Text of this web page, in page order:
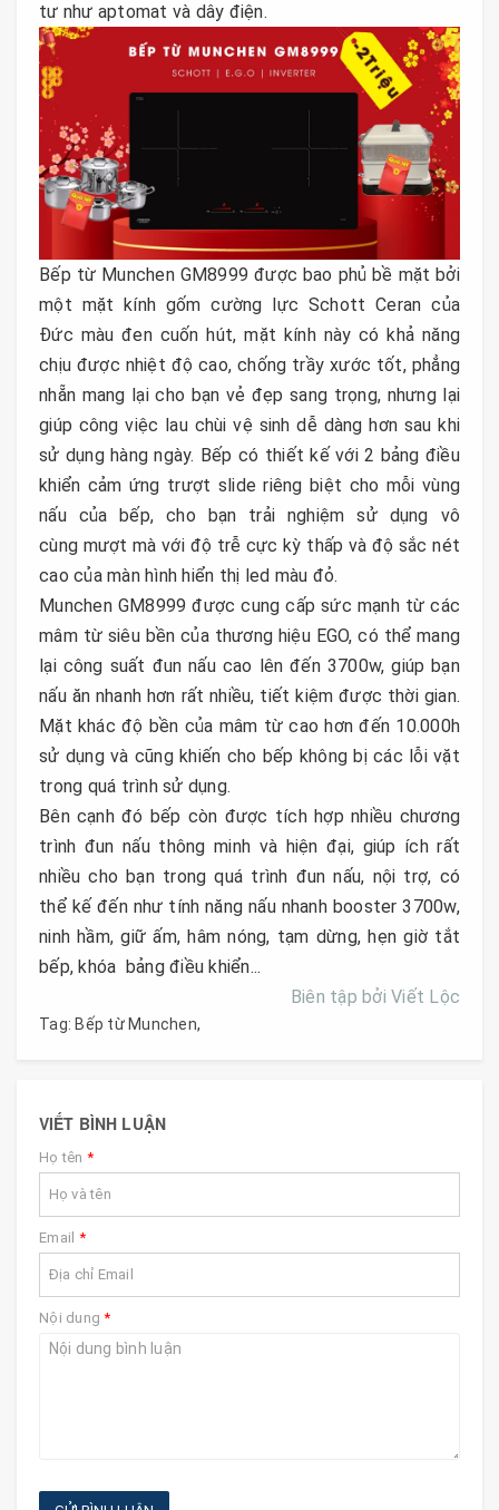
tư như aptomat và dây điện.
Bếp từ Munchen GM8999 được bao phủ bề mặt bởi
một mặt kính gốm cường lực Schott Ceran của
Đức màu đen cuốn hút, mặt kính này có khả năng
chịu được nhiệt độ cao, chống trầy xước tốt, phẳng
nhẵn mang lại cho bạn vẻ đẹp sang trọng, nhưng lại
giúp công việc lau chùi vệ sinh dễ dàng hơn sau khi
sử dụng hàng ngày. Bếp có thiết kế với 2 bảng điều
khiển cảm ứng trượt slide riêng biệt cho mỗi vùng
nấu của bếp, cho bạn trải nghiệm sử dụng vô
cùng mượt mà với độ trễ cực kỳ thấp và độ sắc nét
cao của màn hình hiển thị led màu đỏ.
Munchen GM8999 được cung cấp sức mạnh từ các
mâm từ siêu bền của thương hiệu EGO, có thể mang
lại công suất đun nấu cao lên đến 3700w, giúp bạn
nấu ăn nhanh hơn rất nhiều, tiết kiệm được thời gian.
Mặt khác độ bền của mâm từ cao hơn đến 10.000h
sử dụng và cũng khiến cho bếp không bị các lỗi vặt
trong quá trình sử dụng.
Bên cạnh đó bếp còn được tích hợp nhiều chương
trình đun nấu thông minh và hiện đại, giúp ích rất
nhiều cho bạn trong quá trình đun nấu, nội trợ, có
thể kế đến như tính năng nấu nhanh booster 3700w,
ninh hầm, giữ ấm, hâm nóng, tạm dừng, hẹn giờ tắt
bếp, khóa bảng điều khiển...
Biên tập bởi Viết Lộc
Tag: Bếp từ Munchen,
VIẾT BÌNH LUẬN
Họ tên *
Email *
Nội dung*